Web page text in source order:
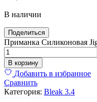
В наличии
Поделиться
Приманка Силиконовая
В корзину
Добавить в избранное
Сравнить
Категория: Bleak 3.4